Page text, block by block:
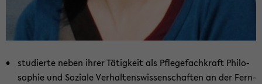
​stu­dier­te neben ihrer Tä­tig­keit als Pfle­ge­fach­kraft Phi­lo­
so­phie und So­zia­le Ver­hal­tens­wis­sen­schaf­ten an der Fern­